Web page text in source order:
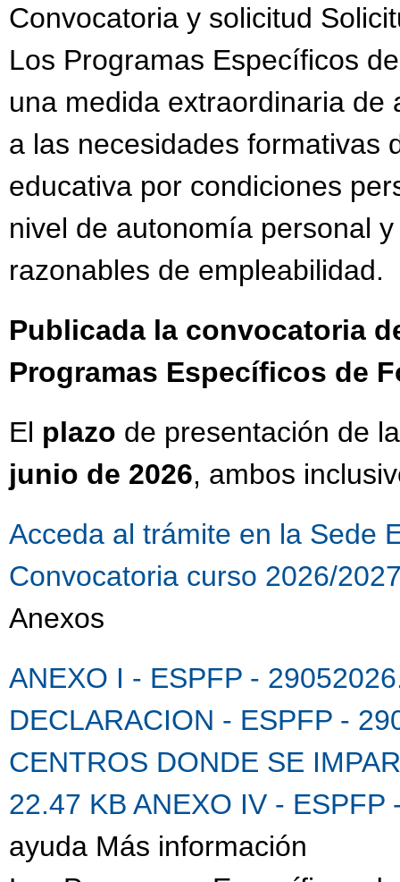
Convocatoria y solicitud
Los Programas Específicos
una medida extraordinaria
a las necesidades formativas
educativa por condiciones
nivel de autonomía personal
razonables de empleabilidad.
Publicada la convocatoria
Programas Específicos de
El plazo de presentación de
junio de 2026, ambos
Acceda al trámite en la Sede
Convocatoria curso 2026/
Anexos
ANEXO I - ESPFP -
DECLARACION - ESPFP -
CENTROS DONDE SE
22.47 KB ANEXO IV -
ayuda Más información